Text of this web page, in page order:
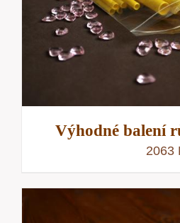
Výhodné balení
2063